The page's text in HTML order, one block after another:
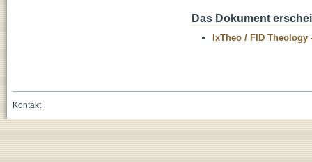
Das Dokument
IxTheo / FID Theology
Kontakt